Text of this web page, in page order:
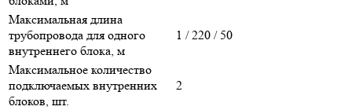
Максимальная длина
трубопровода для одного
внутреннего блока, м
1 / 220 / 50
Максимальное количество
подключаемых внутренних
блоков, шт.
2